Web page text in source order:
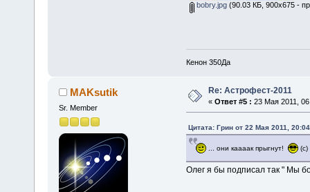
bobry.jpg(90.03 КБ, 900x675 -
Кенон 350Да
MAKsutik
Sr. Member
Re: Астрофест-2011
« Ответ #5 : 23 Мая 2011,
Цитата: Грин от 22 Мая 2011,
... они каааак прыгнут! (с)
Олег я бы подписал так " Мы